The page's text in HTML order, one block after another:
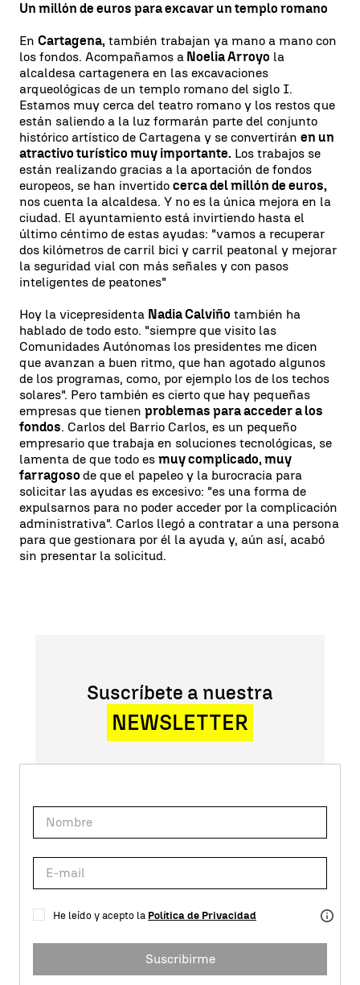
Un millón de euros para excavar un templo romano
En Cartagena, también trabajan ya mano a mano con
los fondos. Acompañamos a Noelia Arroyo la
alcaldesa cartagenera en las excavaciones
arqueológicas de un templo romano del siglo I.
Estamos muy cerca del teatro romano y los restos que
están saliendo a la luz formarán parte del conjunto
histórico artístico de Cartagena y se convertirán en un
atractivo turístico muy importante. Los trabajos se
están realizando gracias a la aportación de fondos
europeos, se han invertido cerca del millón de euros,
nos cuenta la alcaldesa. Y no es la única mejora en la
ciudad. El ayuntamiento está invirtiendo hasta el
último céntimo de estas ayudas: "vamos a recuperar
dos kilómetros de carril bici y carril peatonal y mejorar
la seguridad vial con más señales y con pasos
inteligentes de peatones"
Hoy la vicepresidenta Nadia Calviño también ha
hablado de todo esto. "siempre que visito las
Comunidades Autónomas los presidentes me dicen
que avanzan a buen ritmo, que han agotado algunos
de los programas, como, por ejemplo los de los techos
solares". Pero también es cierto que hay pequeñas
empresas que tienen problemas para acceder a los
fondos. Carlos del Barrio Carlos, es un pequeño
empresario que trabaja en soluciones tecnológicas, se
lamenta de que todo es muy complicado, muy
farragoso de que el papeleo y la burocracia para
solicitar las ayudas es excesivo: "es una forma de
expulsarnos para no poder acceder por la complicación
administrativa". Carlos llegó a contratar a una persona
para que gestionara por él la ayuda y, aún así, acabó
sin presentar la solicitud.
Suscríbete a nuestra
NEWSLETTER
He leído y acepto la Política de Privacidad
Suscribirme